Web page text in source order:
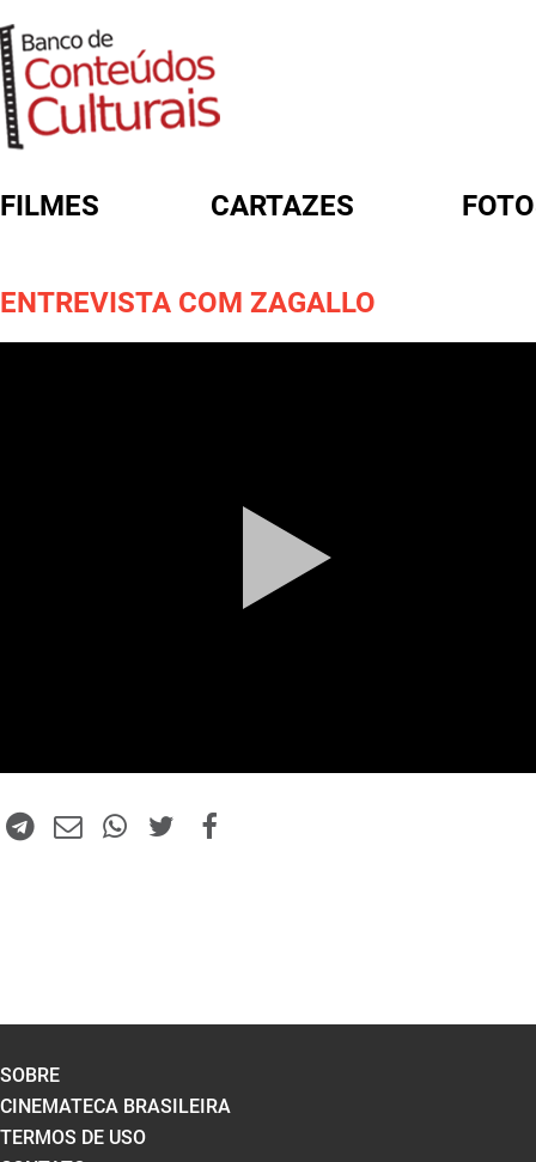
FILMES CARTAZES
ENTREVISTA COM ZAGALLO
SOBRE
CINEMATECA BRASILEIRA
TERMOS DE USO